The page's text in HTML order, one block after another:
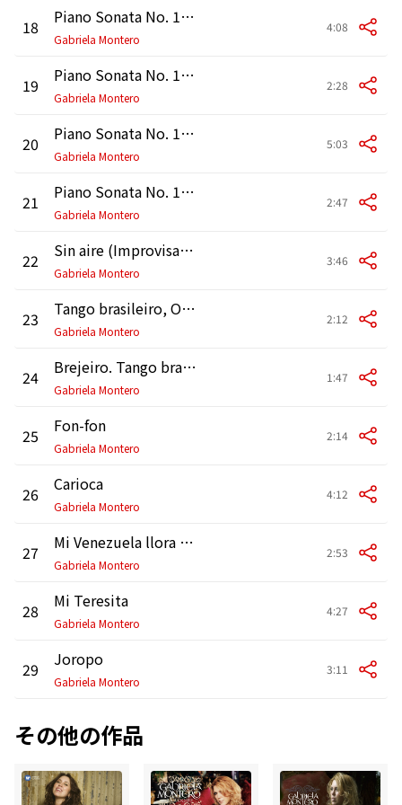
18 Piano Sonata No. 1, Op. 22: I. Allegro marcato
Gabriela Montero
4:08
19 Piano Sonata No. 1, Op. 22: II. Presto misterioso
Gabriela Montero
2:28
20 Piano Sonata No. 1, Op. 22: III. Adagio molto appassionato
Gabriela Montero
5:03
21 Piano Sonata No. 1, Op. 22: IV. Ruvido ed ostinato
Gabriela Montero
2:47
22 Sin aire (Improvisation)
Gabriela Montero
3:46
23 Tango brasileiro, Op. 146: Odeon
Gabriela Montero
2:12
24 Brejeiro. Tango brasileiro
Gabriela Montero
1:47
25 Fon-fon
Gabriela Montero
2:14
26 Carioca
Gabriela Montero
4:12
27 Mi Venezuela llora (Improvisation)
Gabriela Montero
2:53
28 Mi Teresita
Gabriela Montero
4:27
29 Joropo
Gabriela Montero
3:11
その他の作品